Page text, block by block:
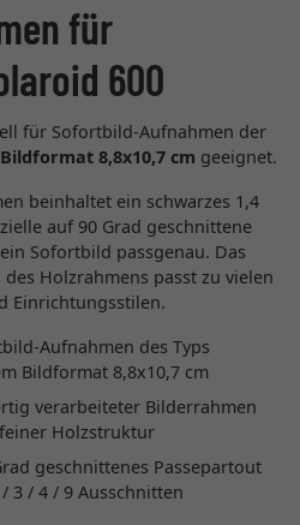
für
600
für Sofortbild-Aufnahmen der
8,8x10,7 cm geeignet.
beinhaltet ein schwarzes 1,4
auf 90 Grad geschnittene
Sofortbild passgenau. Das
Holzrahmens passt zu vielen
Einrichtungsstilen.
Aufnahmen des Typs
Bildformat 8,8x10,7 cm
verarbeiteter Bilderrahmen
Holzstruktur
geschnittenes Passepartout
3 / 4 / 9 Ausschnitten